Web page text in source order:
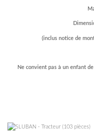
(inclus notice de
Ne convient pas à un enfant